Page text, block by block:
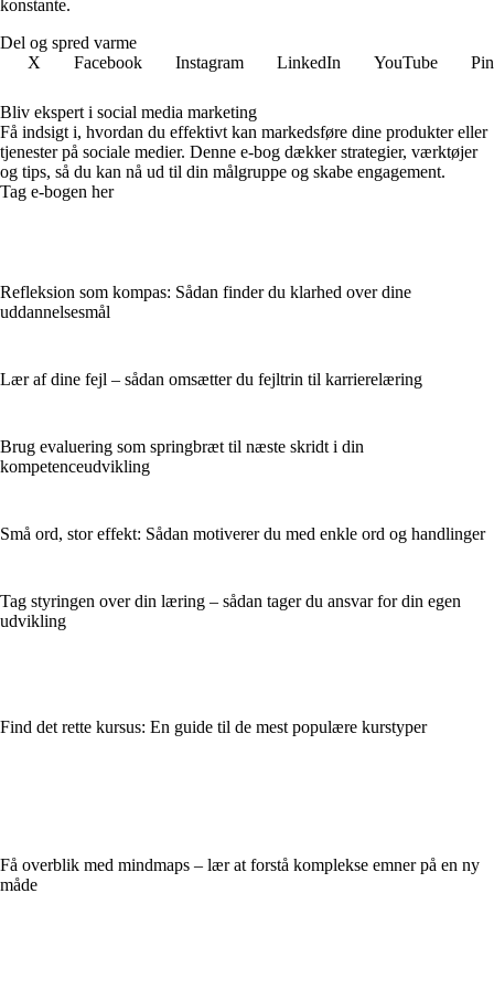
konstante.
Del og spred varme
X
Facebook Instagram LinkedIn YouTube
Bliv ekspert i social media marketing
Få indsigt i, hvordan du effektivt kan markedsføre dine produkter eller
tjenester på sociale medier. Denne e-bog dækker strategier, værktøjer
og tips, så du kan nå ud til din målgruppe og skabe engagement.
Tag e-bogen her
Refleksion som kompas: Sådan finder du klarhed over dine
uddannelsesmål
Lær af dine fejl – sådan omsætter du fejltrin til karrierelæring
Brug evaluering som springbræt til næste skridt i din
kompetenceudvikling
Små ord, stor effekt: Sådan motiverer du med enkle ord og handlinger
Tag styringen over din læring – sådan tager du ansvar for din egen
udvikling
Find det rette kursus: En guide til de mest populære kurstyper
Få overblik med mindmaps – lær at forstå komplekse emner på en ny
måde